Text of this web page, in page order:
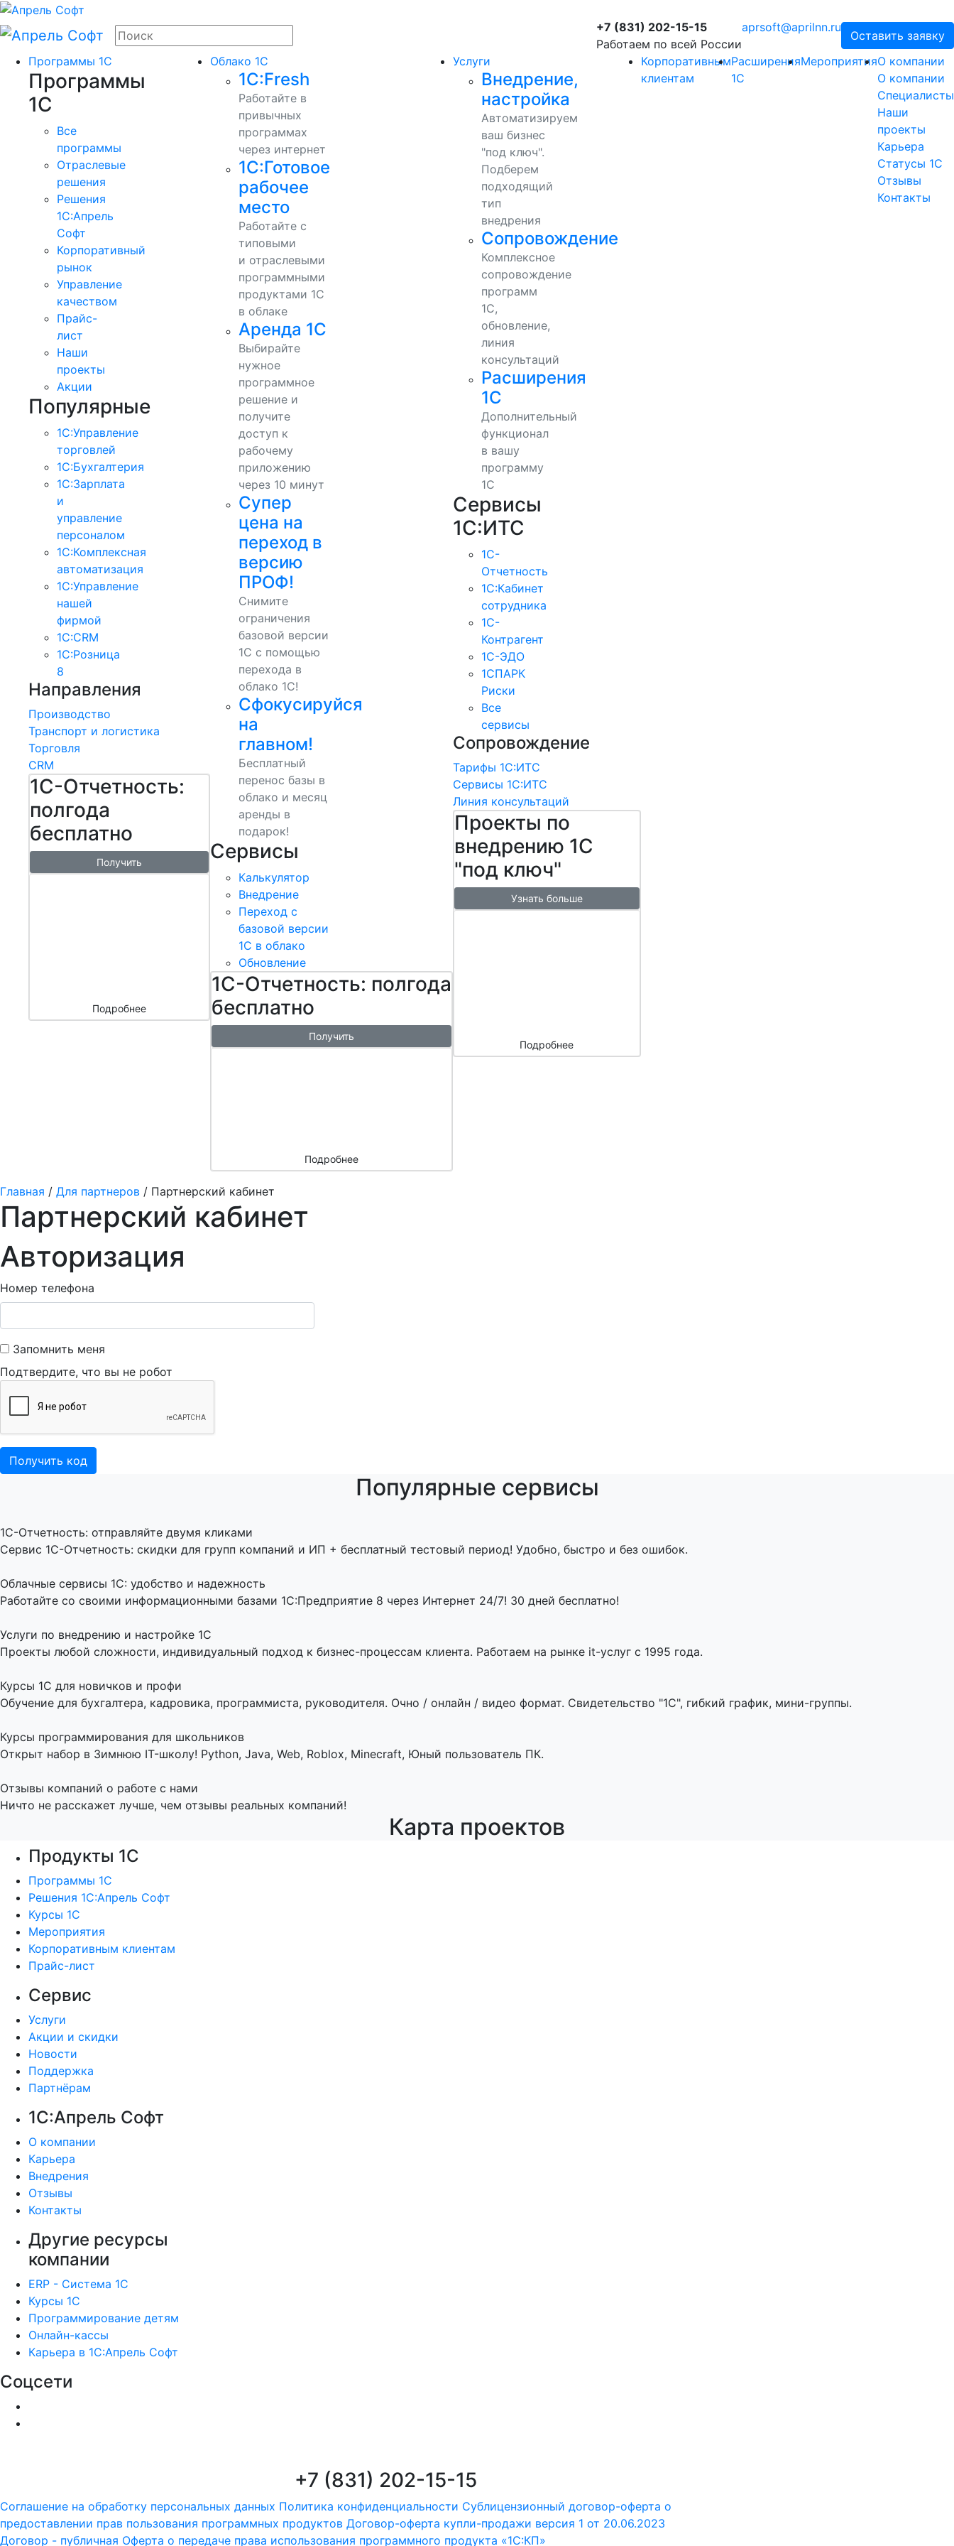
+7 (831) 202-15-15
Работаем по всей России
aprsoft@aprilnn.ru
Оставить заявку
Программы 1С
Программы
1С
Все
программы
Отраслевые
решения
Решения
1C:Апрель
Софт
Корпоративный
рынок
Управление
качеством
Прайс-
лист
Наши
проекты
Акции
Популярные
1С:Управление
торговлей
1С:Бухгалтерия
1С:Зарплата
и
управление
персоналом
1С:Комплексная
автоматизация
1С:Управление
нашей
фирмой
1С:CRM
1С:Розница
8
Направления
Производство
Транспорт и логистика
Торговля
CRM
1С-Отчетность:
полгода
бесплатно
Получить
Подробнее
Облако 1С
1С:Fresh
Работайте в
привычных
программах
через интернет
1С:Готовое
рабочее
место
Работайте с
типовыми
и отраслевыми
программными
продуктами 1С
в облаке
Аренда 1С
Выбирайте
нужное
программное
решение и
получите
доступ к
рабочему
приложению
через 10 минут
Супер
цена на
переход в
версию
ПРОФ!
Снимите
ограничения
базовой версии
1С с помощью
перехода в
облако 1С!
Сфокусируйся
на
главном!
Бесплатный
перенос базы в
облако и месяц
аренды в
подарок!
Сервисы
Калькулятор
Внедрение
Переход с
базовой версии
1С в облако
Обновление
1С-Отчетность: полгода
бесплатно
Получить
Подробнее
Услуги
Внедрение,
настройка
Автоматизируем
ваш бизнес
"под ключ".
Подберем
подходящий
тип
внедрения
Сопровождение
Комплексное
сопровождение
программ
1С,
обновление,
линия
консультаций
Расширения
1С
Дополнительный
функционал
в вашу
программу
1С
Сервисы
1С:ИТС
1С-
Отчетность
1С:Кабинет
сотрудника
1С-
Контрагент
1С-ЭДО
1СПАРК
Риски
Все
сервисы
Сопровождение
Тарифы 1С:ИТС
Сервисы 1С:ИТС
Линия консультаций
Проекты по
внедрению 1С
"под ключ"
Узнать больше
Подробнее
Корпоративным
клиентам
Расширения
1С
МероприятияО компании
О компании
Специалисты
Наши
проекты
Карьера
Статусы 1С
Отзывы
Контакты
Главная / Для партнеров / Партнерский кабинет
Партнерский кабинет
Авторизация
Номер телефона
Запомнить меня
Подтвердите, что вы не робот
Популярные сервисы
1C-Отчетность: отправляйте двумя кликами
Сервис 1С-Отчетность: скидки для групп компаний и ИП + бесплатный тестовый период! Удобно, быстро и без ошибок.
Облачные сервисы 1С: удобство и надежность
Работайте со своими информационными базами 1С:Предприятие 8 через Интернет 24/7! 30 дней бесплатно!
Услуги по внедрению и настройке 1С
Проекты любой сложности, индивидуальный подход к бизнес-процессам клиента. Работаем на рынке it-услуг с 1995 года.
Курсы 1С для новичков и профи
Обучение для бухгалтера, кадровика, программиста, руководителя. Очно / онлайн / видео формат. Свидетельство "1С", гибкий график, мини-группы.
Курсы программирования для школьников
Открыт набор в Зимнюю IT-школу! Python, Java, Web, Roblox, Minecraft, Юный пользователь ПК.
Отзывы компаний о работе с нами
Ничто не расскажет лучше, чем отзывы реальных компаний!
Карта проектов
Продукты 1С
Программы 1С
Решения 1С:Апрель Софт
Курсы 1С
Мероприятия
Корпоративным клиентам
Прайс-лист
Сервис
Услуги
Акции и скидки
Новости
Поддержка
Партнёрам
1С:Апрель Софт
О компании
Карьера
Внедрения
Отзывы
Контакты
Другие ресурсы
компании
ERP - Система 1С
Курсы 1С
Программирование детям
Онлайн-кассы
Карьера в 1С:Апрель Софт
Соцсети
+7 (831) 202-15-15
Соглашение на обработку персональных данных Политика конфиденциальности Сублицензионный договор-оферта о
предоставлении прав пользования программных продуктов Договор-оферта купли-продажи версия 1 от 20.06.2023
Договор - публичная Оферта о передаче права использования программного продукта «1С:КП»